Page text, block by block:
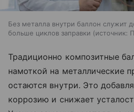
Без металла внутри баллон служит
больше циклов заправки
источник:
Традиционно композитные
намоткой на металлические
остаются внутри. Это
коррозию и снижает